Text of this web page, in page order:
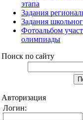
этапа
Задания
Задания
Фотоальбом
олимпиады
Поиск по сайту
Авторизация
Логин: